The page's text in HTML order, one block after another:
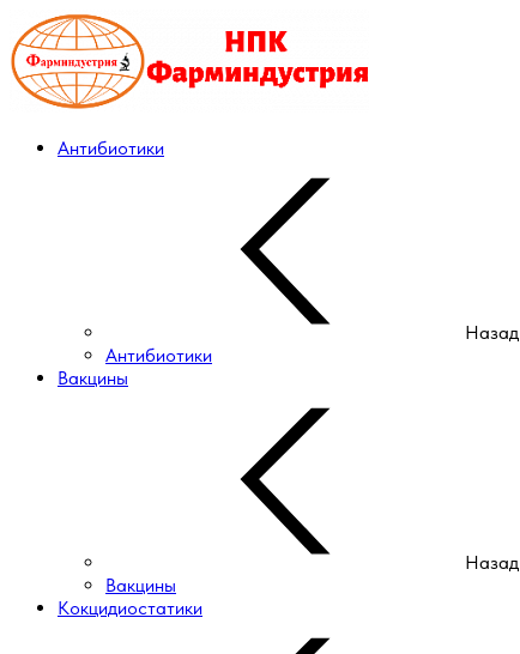
Антибиотики
Назад
Антибиотики
Вакцины
Назад
Вакцины
Кокцидиостатики